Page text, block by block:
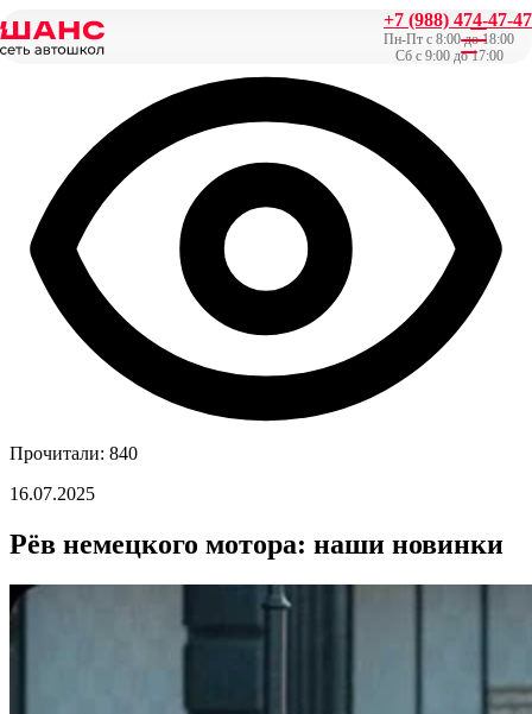
+7 (988) 474-47-47
Пн-Пт с 8:00 до 18:00
Сб с 9:00 до 17:00
Главная/Новости Рёв немецкого мотора: наши новинки
Прочитали: 840
16.07.2025
Рёв немецкого мотора: наши новинки